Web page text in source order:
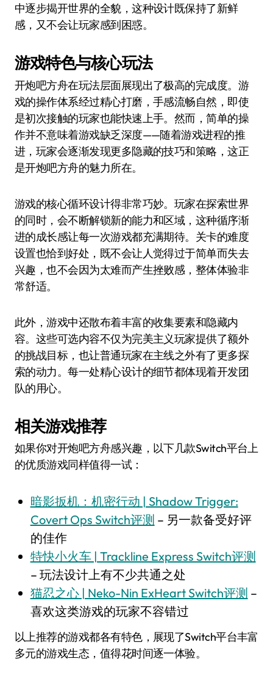
中逐步揭开世界的全貌，这种设计既保持了新鲜
感，又不会让玩家感到困惑。
游戏特色与核心玩法
开炮吧方舟在玩法层面展现出了极高的完成度。游
戏的操作体系经过精心打磨，手感流畅自然，即使
是初次接触的玩家也能快速上手。然而，简单的操
作并不意味着游戏缺乏深度——随着游戏进程的推
进，玩家会逐渐发现更多隐藏的技巧和策略，这正
是开炮吧方舟的魅力所在。
游戏的核心循环设计得非常巧妙。玩家在探索世界
的同时，会不断解锁新的能力和区域，这种循序渐
进的成长感让每一次游戏都充满期待。关卡的难度
设置也恰到好处，既不会让人觉得过于简单而失去
兴趣，也不会因为太难而产生挫败感，整体体验非
常舒适。
此外，游戏中还散布着丰富的收集要素和隐藏内
容。这些可选内容不仅为完美主义玩家提供了额外
的挑战目标，也让普通玩家在主线之外有了更多探
索的动力。每一处精心设计的细节都体现着开发团
队的用心。
相关游戏推荐
如果你对开炮吧方舟感兴趣，以下几款Switch平台上
的优质游戏同样值得一试：
暗影扳机：机密行动 | Shadow Trigger:
Covert Ops Switch评测 – 另一款备受好评
的佳作
特快小火车 | Trackline Express Switch评测
– 玩法设计上有不少共通之处
猫忍之心 | Neko-Nin ExHeart Switch评测 –
喜欢这类游戏的玩家不容错过
以上推荐的游戏都各有特色，展现了Switch平台丰富
多元的游戏生态，值得花时间逐一体验。